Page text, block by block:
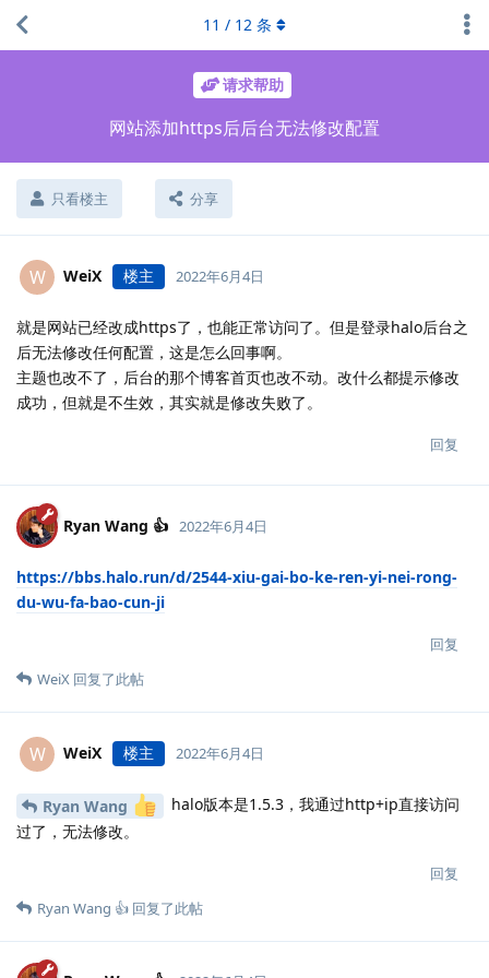
请求帮助
网站添加https后后台无法修改配置
只看楼主 分享
11 / 12 条
W WeiX 楼主 2022年6月4日
就是网站已经改成https了，也能正常访问了。但是登录halo后台之
后无法修改任何配置，这是怎么回事啊。
主题也改不了，后台的那个博客首页也改不动。改什么都提示修改
成功，但就是不生效，其实就是修改失败了。
回复
Ryan Wang 👍 2022年6月4日
https://bbs.halo.run/d/2544-xiu-gai-bo-ke-ren-yi-nei-rong-
du-wu-fa-bao-cun-ji
回复
WeiX 回复了此帖
W WeiX 楼主 2022年6月4日
Ryan Wang
halo版本是1.5.3，我通过http+ip直接访问
过了，无法修改。
回复
Ryan Wang 👍 回复了此帖